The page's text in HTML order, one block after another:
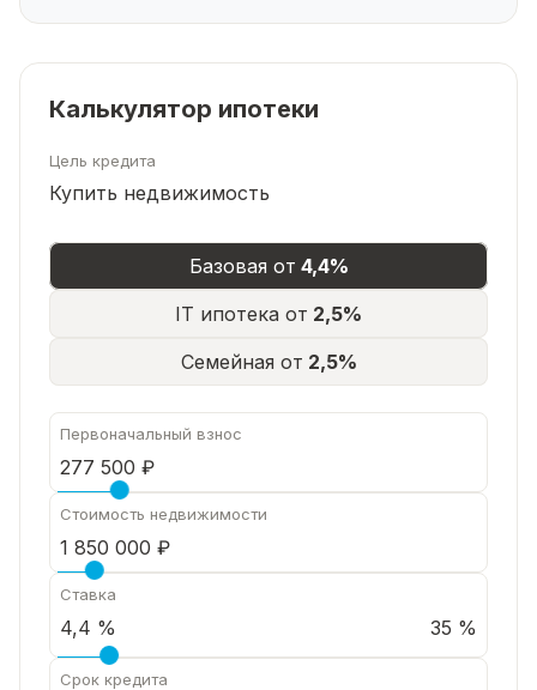
Калькулятор ипотеки
Цель кредита
Купить недвижимость
Базовая от 4,4%
IT ипотека от 2,5%
Семейная от 2,5%
Первоначальный взнос
Стоимость недвижимости
Ставка
35 %
Срок кредита